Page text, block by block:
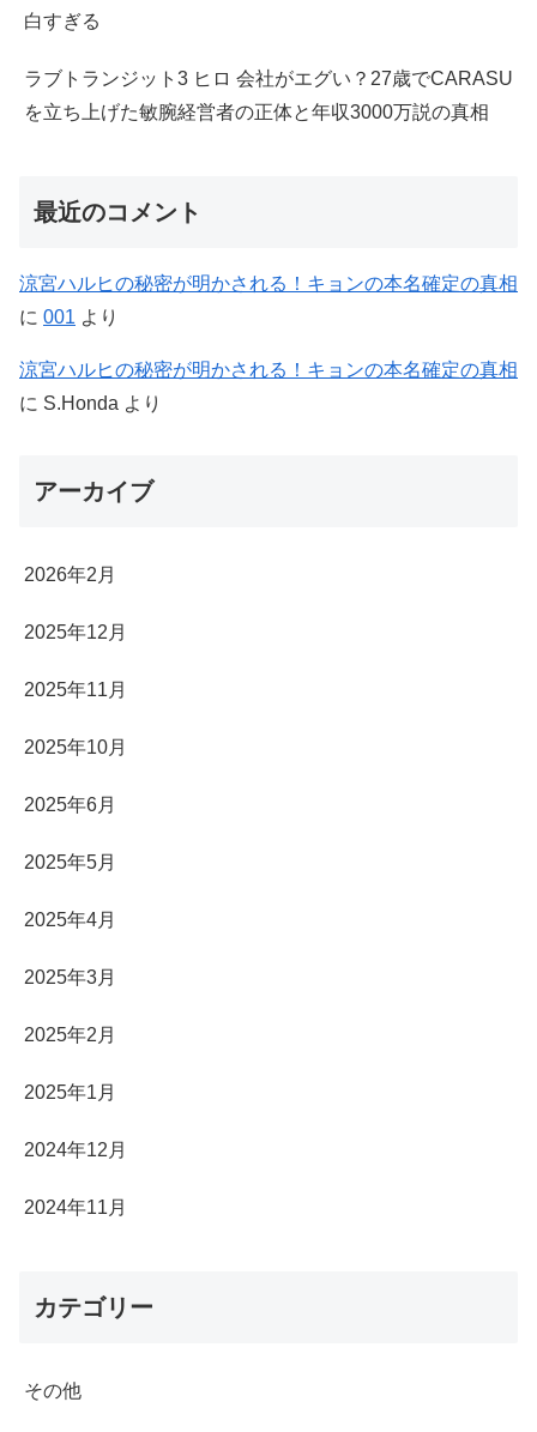
白すぎる
ラブトランジット3 ヒロ 会社がエグい？27歳でCARASU
を立ち上げた敏腕経営者の正体と年収3000万説の真相
最近のコメント
涼宮ハルヒの秘密が明かされる！キョンの本名確定の真相
に 001 より
涼宮ハルヒの秘密が明かされる！キョンの本名確定の真相
に S.Honda より
アーカイブ
2026年2月
2025年12月
2025年11月
2025年10月
2025年6月
2025年5月
2025年4月
2025年3月
2025年2月
2025年1月
2024年12月
2024年11月
カテゴリー
その他